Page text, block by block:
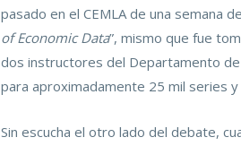
pasado en el CEMLA de una semana
of Economic Data”, mismo que fue
dos instructores del Departamento de
para aproximadamente 25 mil series
Sin escucha el otro lado del debate,